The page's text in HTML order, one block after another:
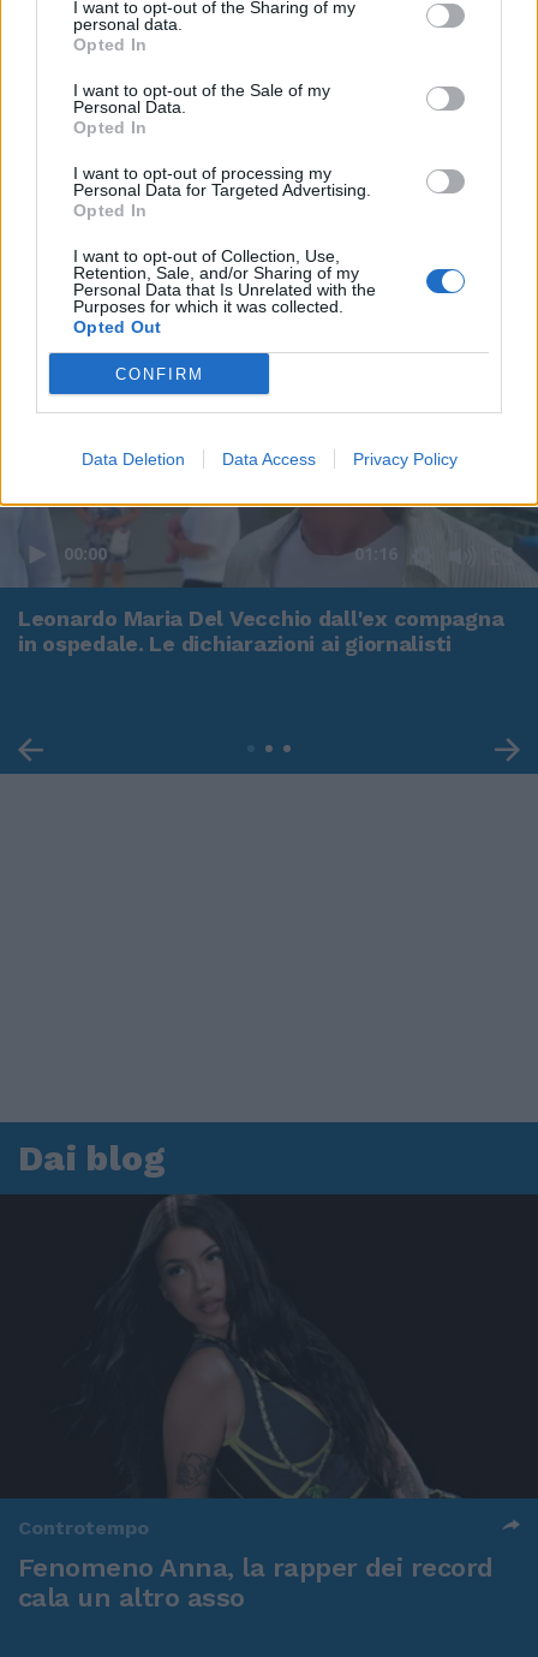
I want to opt-out of the Sharing of my
personal data.
Opted In
I want to opt-out of the Sale of my
Personal Data.
Opted In
I want to opt-out of processing my
Personal Data for Targeted Advertising.
Opted In
I want to opt-out of Collection, Use,
Retention, Sale, and/or Sharing of my
Personal Data that Is Unrelated with the
Purposes for which it was collected.
Opted Out
CONFIRM
Data Deletion Data Access Privacy Policy
00:00 01:16
Leonardo Maria Del Vecchio dall'ex compagna
in ospedale. Le dichiarazioni ai giornalisti
Dai blog
Controtempo
Fenomeno Anna, la rapper dei record
cala un altro asso